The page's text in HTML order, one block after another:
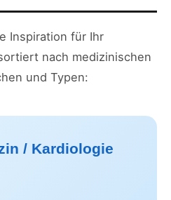
Inspiration für Ihr
nach medizinischen
und Typen:
/ Kardiologie